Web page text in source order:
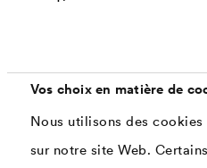
Vos choix en matière de
Nous utilisons des
sur notre site Web.
sans découpe.